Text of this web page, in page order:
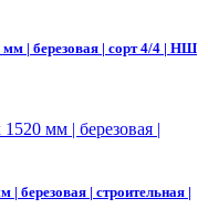
| березовая | сорт 4/4 | НШ
березовая | строительная |